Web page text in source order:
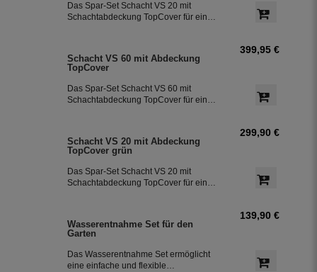
Das Spar-Set Schacht VS 20 mit
Schachtabdeckung TopCover für eine
Schacht VS 60 mit Abdeckung
TopCover
Das Spar-Set Schacht VS 60 mit
Schachtabdeckung TopCover für eine
399,95 €
Schacht VS 20 mit Abdeckung
TopCover grün
Das Spar-Set Schacht VS 20 mit
Schachtabdeckung TopCover für eine
299,90 €
Wasserentnahme Set für den
Garten
Das Wasserentnahme Set ermöglicht
eine einfache und flexible
139,90 €